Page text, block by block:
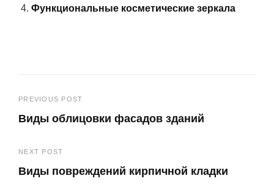
Функциональные косметические зеркала
Навигация
по
записям
PREVIOUS POST
Виды облицовки фасадов зданий
Post
NEXT POST
Виды повреждений кирпичной кладки